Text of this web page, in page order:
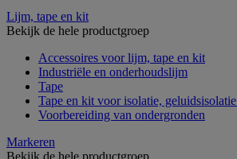
Lijm, tape en kit
Bekijk de hele productgroep
Accessoires voor lijm, tape en kit
Industriële en onderhoudslijm
Tape
Tape en kit voor isolatie,
Voorbereiding van ondergronden
Markeren
Bekijk de hele productgroep